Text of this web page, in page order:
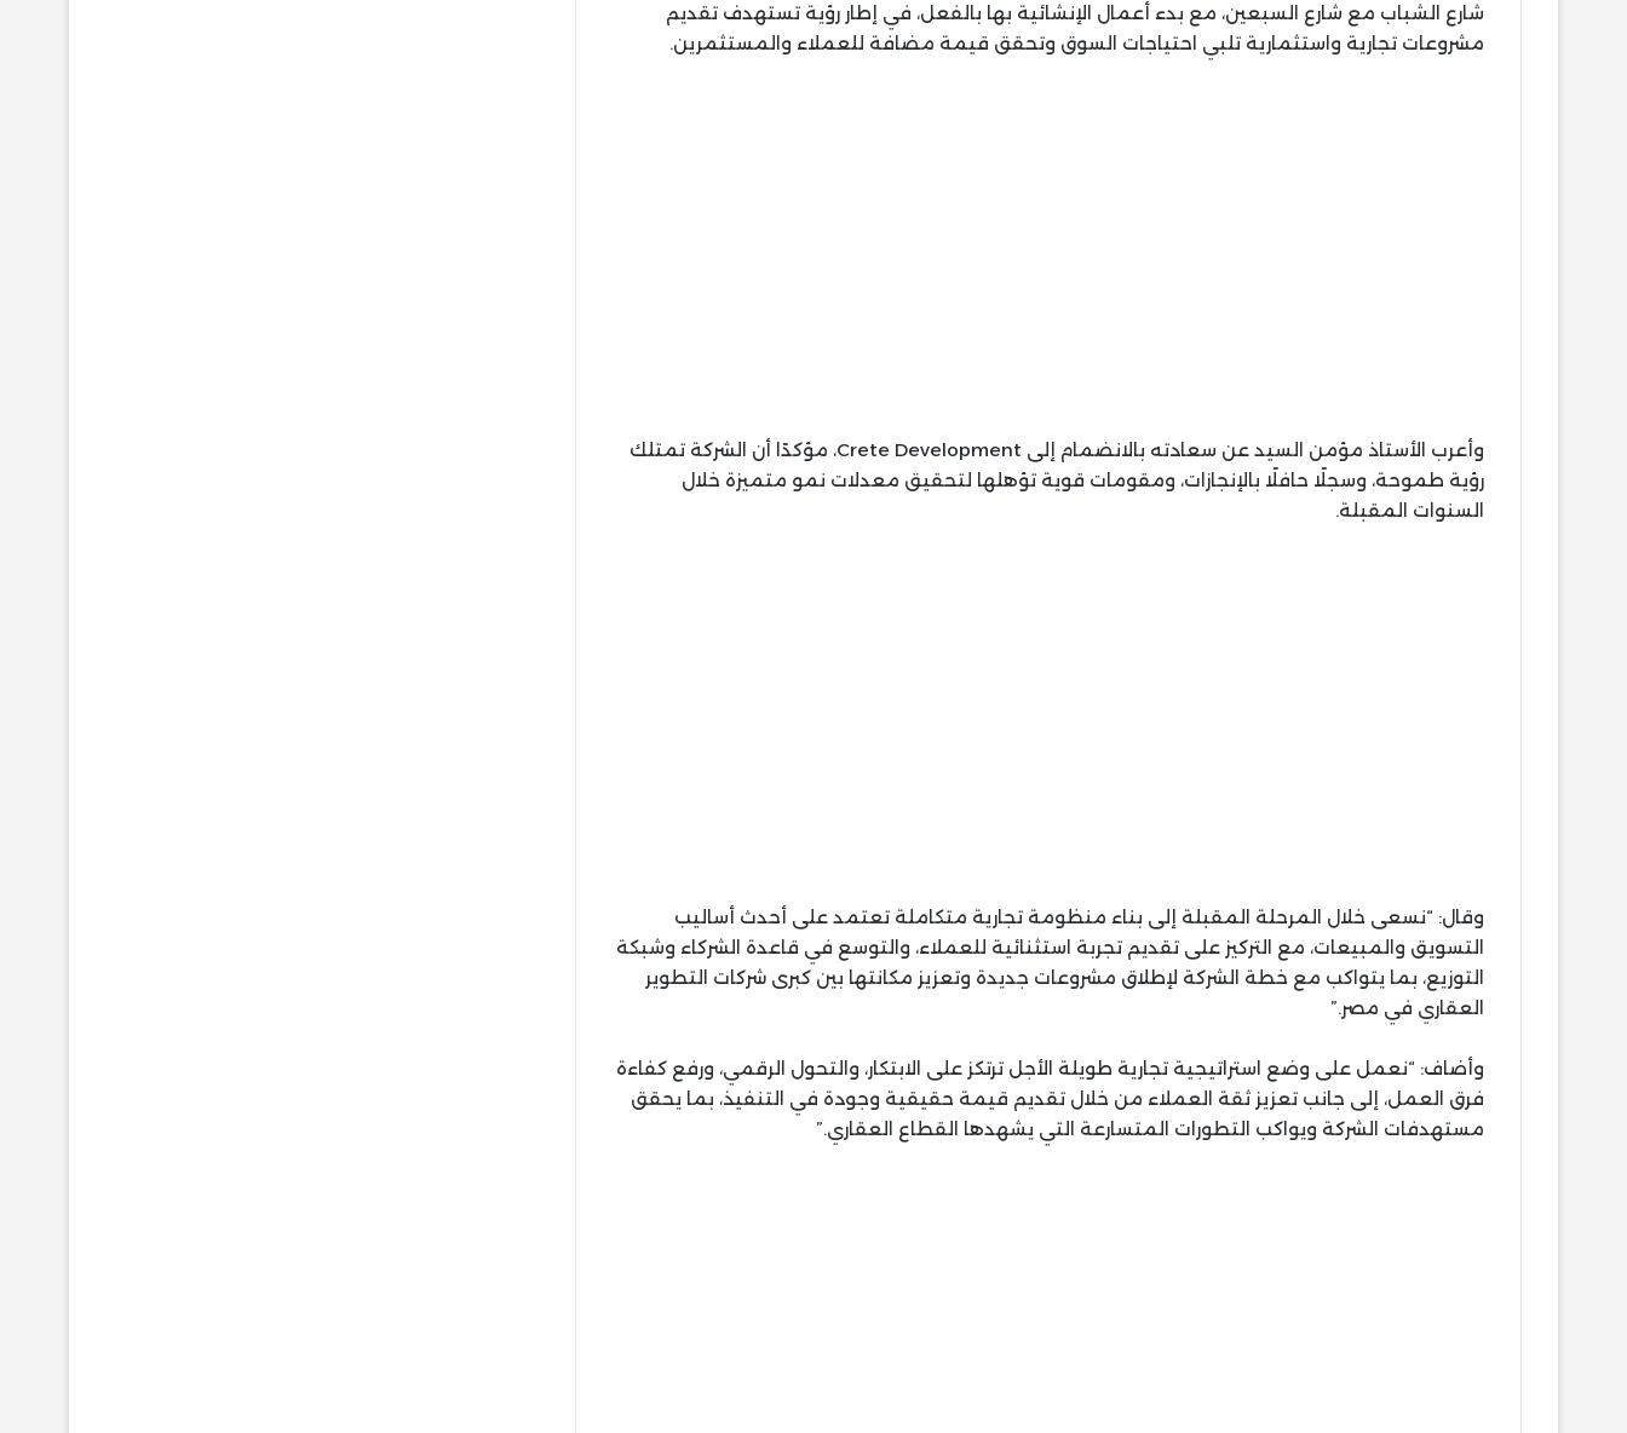
شارع الشباب مع شارع السبعين، مع بدء أعمال الإنشائية بها بالفعل، في إطار رؤية تستهدف تقديم
مشروعات تجارية واستثمارية تلبي احتياجات السوق وتحقق قيمة مضافة للعملاء والمستثمرين.
وأعرب الأستاذ مؤمن السيد عن سعادته بالانضمام إلى Crete Development، مؤكدًا أن الشركة تمتلك
رؤية طموحة، وسجلًا حافلًا بالإنجازات، ومقومات قوية تؤهلها لتحقيق معدلات نمو متميزة خلال
السنوات المقبلة.
وقال: “نسعى خلال المرحلة المقبلة إلى بناء منظومة تجارية متكاملة تعتمد على أحدث أساليب
التسويق والمبيعات، مع التركيز على تقديم تجربة استثنائية للعملاء، والتوسع في قاعدة الشركاء وشبكة
التوزيع، بما يتواكب مع خطة الشركة لإطلاق مشروعات جديدة وتعزيز مكانتها بين كبرى شركات التطوير
العقاري في مصر.”
وأضاف: “نعمل على وضع استراتيجية تجارية طويلة الأجل ترتكز على الابتكار، والتحول الرقمي، ورفع كفاءة
فرق العمل، إلى جانب تعزيز ثقة العملاء من خلال تقديم قيمة حقيقية وجودة في التنفيذ، بما يحقق
مستهدفات الشركة ويواكب التطورات المتسارعة التي يشهدها القطاع العقاري.”